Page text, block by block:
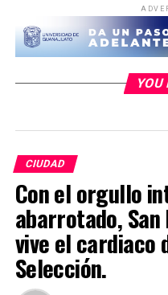
YOU
CIUDAD
Con el orgullo
abarrotado,
vive el cardiaco
Selección.